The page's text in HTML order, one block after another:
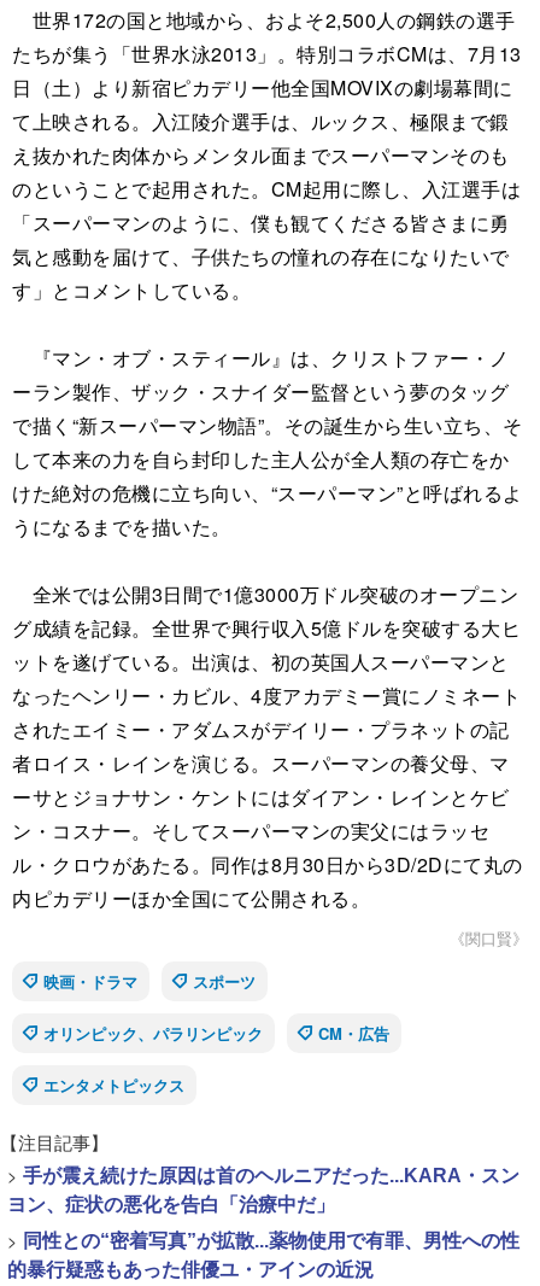
世界172の国と地域から、およそ2,500人の鋼鉄の選手
たちが集う「世界水泳2013」。特別コラボCMは、7月13
日（土）より新宿ピカデリー他全国MOVIXの劇場幕間に
て上映される。入江陵介選手は、ルックス、極限まで鍛
え抜かれた肉体からメンタル面までスーパーマンそのも
のということで起用された。CM起用に際し、入江選手は
「スーパーマンのように、僕も観てくださる皆さまに勇
気と感動を届けて、子供たちの憧れの存在になりたいで
す」とコメントしている。
『マン・オブ・スティール』は、クリストファー・ノ
ーラン製作、ザック・スナイダー監督という夢のタッグ
で描く“新スーパーマン物語”。その誕生から生い立ち、そ
して本来の力を自ら封印した主人公が全人類の存亡をか
けた絶対の危機に立ち向い、“スーパーマン”と呼ばれるよ
うになるまでを描いた。
全米では公開3日間で1億3000万ドル突破のオープニン
グ成績を記録。全世界で興行収入5億ドルを突破する大ヒ
ットを遂げている。出演は、初の英国人スーパーマンと
なったヘンリー・カビル、4度アカデミー賞にノミネート
されたエイミー・アダムスがデイリー・プラネットの記
者ロイス・レインを演じる。スーパーマンの養父母、マ
ーサとジョナサン・ケントにはダイアン・レインとケビ
ン・コスナー。そしてスーパーマンの実父にはラッセ
ル・クロウがあたる。同作は8月30日から3D/2Dにて丸の
内ピカデリーほか全国にて公開される。
《関口賢》
映画・ドラマ
スポーツ
オリンピック、パラリンピック CM・広告
エンタメトピックス
【注目記事】
> 手が震え続けた原因は首のヘルニアだった...KARA・スン
ヨン、症状の悪化を告白「治療中だ」
> 同性との“密着写真”が拡散...薬物使用で有罪、男性への性
的暴行疑惑もあった俳優ユ・アインの近況